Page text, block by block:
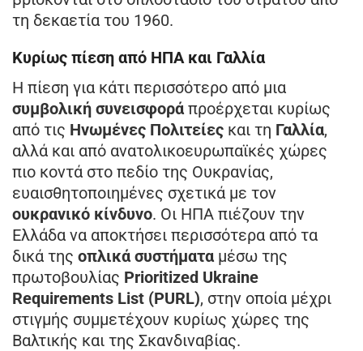
τη δεκαετία του 1960.
Κυρίως πίεση από ΗΠΑ και Γαλλία
Η πίεση για κάτι περισσότερο από μια
συμβολική συνεισφορά προέρχεται κυρίως
από τις Ηνωμένες Πολιτείες και τη Γαλλία,
αλλά και από ανατολικοευρωπαϊκές χώρες
πιο κοντά στο πεδίο της Ουκρανίας,
ευαισθητοποιημένες σχετικά με τον
ουκρανικό κίνδυνο. Οι ΗΠΑ πιέζουν την
Ελλάδα να αποκτήσει περισσότερα από τα
δικά της οπλικά συστήματα μέσω της
πρωτοβουλίας Prioritized Ukraine
Requirements List (PURL), στην οποία μέχρι
στιγμής συμμετέχουν κυρίως χώρες της
Βαλτικής και της Σκανδιναβίας.